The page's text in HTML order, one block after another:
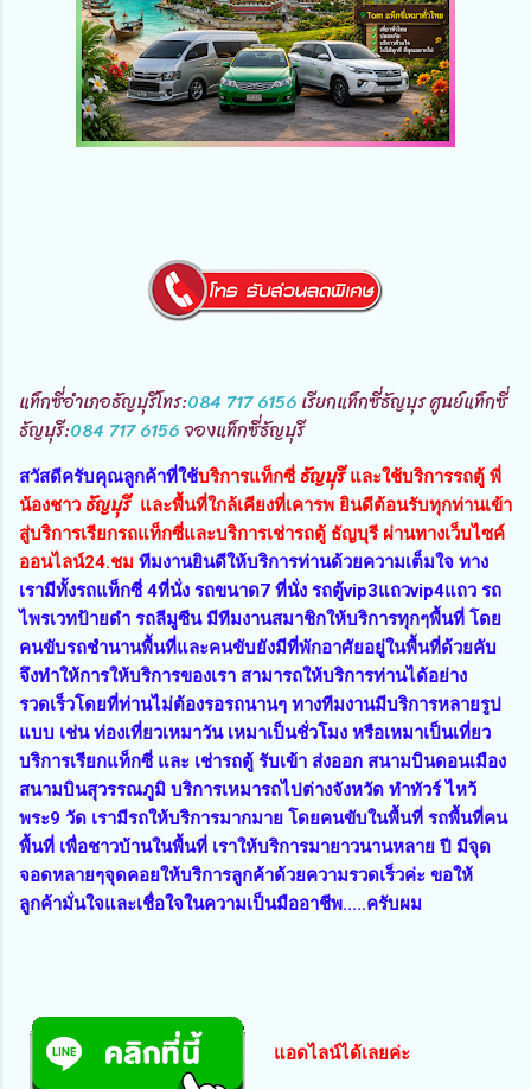
แท็กซี่อำเภอธัญบุรีโทร:084 717 6156เรียกแท็กซี่ธัญบุร ศูนย์แท็กซี่
ธัญบุรี:084 717 6156จองแท็กซี่ธัญบุรี
สวัสดีครับคุณลูกค้าที่ใช้บริการแท็กซี่ธัญบุรีและใช้บริการรถตู้ พี่
น้องชาว ธัญบุรีและพื้นที่ใกล้เคียงที่เคารพ ยินดีต้อนรับทุกท่านเข้า
สู่บริการเรียกรถแท็กซี่และบริการเช่ารถตู้ ธัญบุรี ผ่านทางเว็บไซค์
ออนไลน์24.ชม ทีมงานยินดีให้บริการท่านด้วยความเต็มใจ ทาง
เรามีทั้งรถแท็กซี่ 4ที่นั่ง รถขนาด7 ที่นั่ง รถตู้vip3แถวvip4แถว รถ
ไพรเวทป้ายดำ รถลีมูซีน มีทีมงานสมาชิกให้บริการทุกๆพื้นที่ โดย
คนขับรถชำนานพื้นที่และคนขับยังมีที่พักอาศัยอยู่ในพื้นที่ด้วยคับ
จึงทำให้การให้บริการของเรา สามารถให้บริการท่านได้อย่าง
รวดเร็วโดยที่ท่านไม่ต้องรอรถนานๆ ทางทีมงานมีบริการหลายรูป
แบบ เช่น ท่องเที่ยวเหมาวัน เหมาเป็นชั่วโมง หรือเหมาเป็นเที่ยว
บริการเรียกแท็กซี่ และ เช่ารถตู้ รับเข้า ส่งออก สนามบินดอนเมือง
สนามบินสุวรรณภูมิ บริการเหมารถไปต่างจังหวัด ทำทัวร์ ไหว้
พระ9 วัด เรามีรถให้บริการมากมาย โดยคนขับในพื้นที่ รถพื้นที่คน
พื้นที่ เพื่อชาวบ้านในพื้นที่ เราให้บริการมายาวนานหลาย ปี มีจุด
จอดหลายๆจุดคอยให้บริการลูกค้าด้วยความรวดเร็วค่ะ ขอให้
ลูกค้ามั่นใจและเชื่อใจในความเป็นมืออาชีพ.....ครับผม
แอดไลน์ได้เลยค่ะ